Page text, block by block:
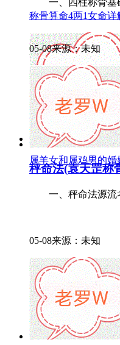
称骨算命4两1女命详
属羊女和属鸡男的婚
05-08来源：未知
秤命法(袁天罡称
一、秤命法源流考
05-08来源：未知